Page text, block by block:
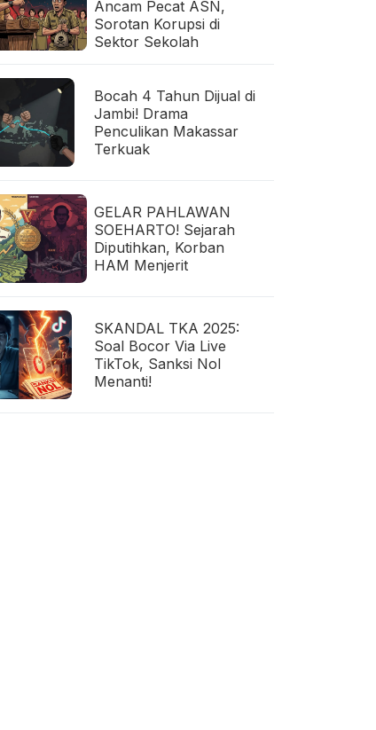
Ancam Pecat ASN,
Sorotan Korupsi di
Sektor Sekolah
Bocah 4 Tahun Dijual di
Jambi! Drama
Penculikan Makassar
Terkuak
GELAR PAHLAWAN
SOEHARTO! Sejarah
Diputihkan, Korban
HAM Menjerit
SKANDAL TKA 2025:
Soal Bocor Via Live
TikTok, Sanksi Nol
Menanti!